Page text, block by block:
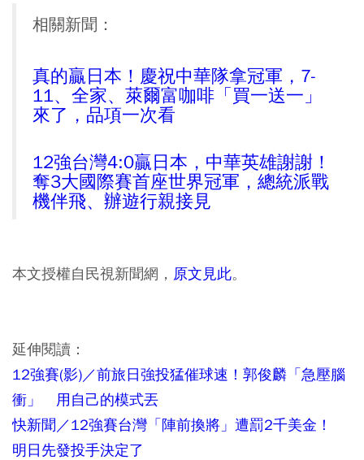
相關新聞：
真的贏日本！慶祝中華隊拿冠軍，7-
11、全家、萊爾富咖啡「買一送一」
來了，品項一次看
12強台灣4:0贏日本，中華英雄謝謝！
奪3大國際賽首座世界冠軍，總統派戰
機伴飛、辦遊行親接見
本文授權自民視新聞網， 原文見此。
延伸閱讀：
12強賽(影)／前旅日強投猛催球速！郭俊麟「急壓腦
衝」 用自己的模式丟
快新聞／12強賽台灣「陣前換將」遭罰2千美金！
明日先發投手決定了